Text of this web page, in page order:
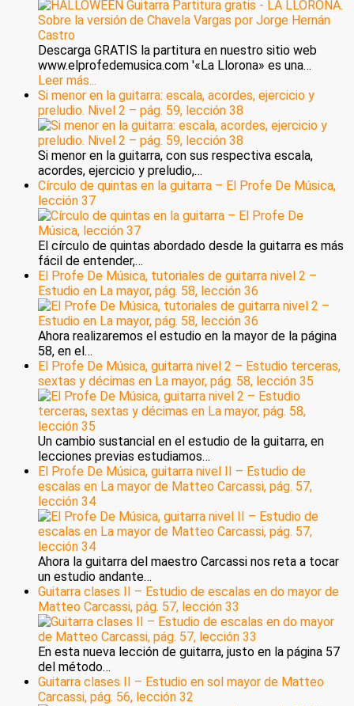
Descarga GRATIS la partitura en nuestro sitio web
www.elprofedemusica.com '«La Llorona» es una…
Leer más...
Si menor en la guitarra: escala, acordes, ejercicio y
preludio. Nivel 2 – pág. 59, lección 38
Si menor en la guitarra, con sus respectiva escala,
acordes, ejercicio y preludio,…
Círculo de quintas en la guitarra – El Profe De Música,
lección 37
El círculo de quintas abordado desde la guitarra es más
fácil de entender,…
El Profe De Música, tutoriales de guitarra nivel 2 –
Estudio en La mayor, pág. 58, lección 36
Ahora realizaremos el estudio en la mayor de la página
58, en el…
El Profe De Música, guitarra nivel 2 – Estudio terceras,
sextas y décimas en La mayor, pág. 58, lección 35
Un cambio sustancial en el estudio de la guitarra, en
lecciones previas estudiamos…
El Profe De Música, guitarra nivel II – Estudio de
escalas en La mayor de Matteo Carcassi, pág. 57,
lección 34
Ahora la guitarra del maestro Carcassi nos reta a tocar
un estudio andante…
Guitarra clases II – Estudio de escalas en do mayor de
Matteo Carcassi, pág. 57, lección 33
En esta nueva lección de guitarra, justo en la página 57
del método…
Guitarra clases II – Estudio en sol mayor de Matteo
Carcassi, pág. 56, lección 32